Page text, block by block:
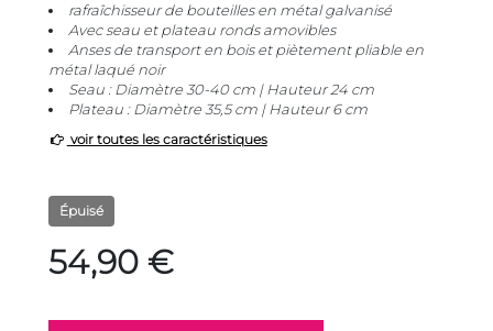
rafraîchisseur de bouteilles en métal galvanisé
Avec seau et plateau ronds amovibles
Anses de transport en bois et piètement pliable en
métal laqué noir
Seau : Diamètre 30-40 cm | Hauteur 24 cm
Plateau : Diamètre 35,5 cm | Hauteur 6 cm
voir toutes les caractéristiques
Épuisé
54,90 €